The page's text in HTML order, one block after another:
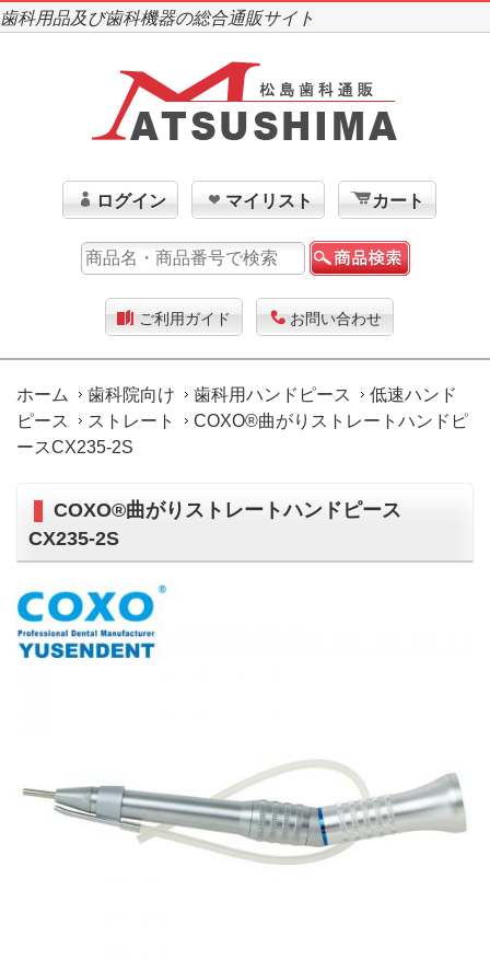
歯科用品及び歯科機器の総合通販サイト
ログイン マイリスト カート
ご利用ガイド お問い合わせ
ホーム 歯科院向け 歯科用ハンドピース
低速ハンド
ピース
ストレート
COXO®曲がりストレートハンドピ
ースCX235-2S
COXO®曲がりストレートハンドピース
CX235-2S